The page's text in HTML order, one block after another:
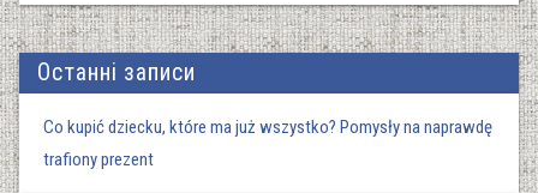
Останні записи
Co kupić dziecku, które ma już wszystko? Pomysły na naprawdę
trafiony prezent